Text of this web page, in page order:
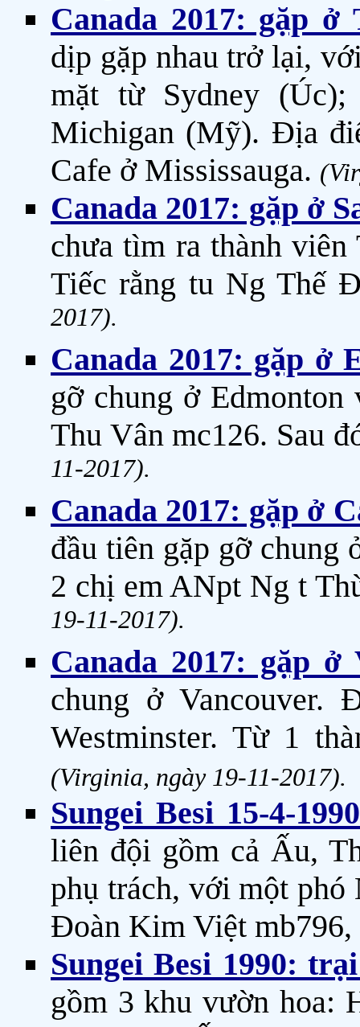
Canada 2017: gặp ở
dịp gặp nhau trở lại,
mặt từ Sydney (Úc);
Michigan (Mỹ). Địa
Cafe ở Mississauga.
Canada 2017: gặp ở
chưa tìm ra thành
Tiếc rằng tu Ng Thế
2017).
Canada 2017: gặp ở
gỡ chung ở
Thu Vân mc126. Sau
11-2017).
Canada 2017: gặp ở
đầu tiên gặp gỡ chung
2 chị em ANpt Ng t
19-11-2017).
Canada 2017: gặp ở
chung ở Vancouver.
Westminster. Từ 1
(Virginia, ngày 19-11-2017).
Sungei Besi 15-4-
liên đội gồm cả Ấu,
phụ trách, với một
Đoàn Kim Việt
Sungei Besi 1990:
gồm 3 khu vườn hoa: